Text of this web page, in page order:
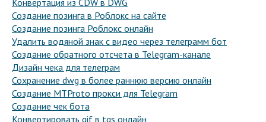
Конвертация из CDW в DWG
Создание позинга в Роблокс на сайте
Создание позинга Роблокс онлайн
Удалить водяной знак с видео через телеграмм бот
Создание обратного отсчета в Telegram-канале
Дизайн чека для телеграм
Сохранение dwg в более раннюю версию онлайн
Создание MTProto прокси для Telegram
Создание чек бота
Конвертировать gif в tgs онлайн